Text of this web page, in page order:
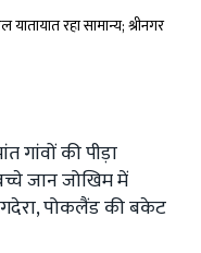
यातायात रहा सामान्य; श्रीनगर
गांवों की पीड़ा
जान जोखिम में
पोकलैंड की बकेट